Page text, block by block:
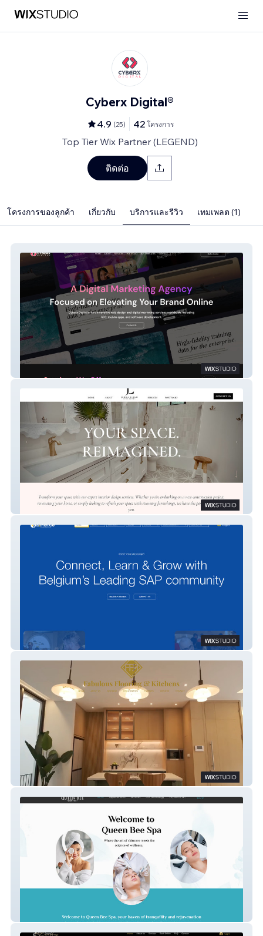
Cyberx Digital®
4.9 (25) 42 โครงการ
Top Tier Wix Partner (LEGEND)
ติดต่อ
โครงการของลูกค้า เกี่ยวกับ บริการและรีวิว เทมเพลต (1)
Jenna Leigh Interiors
Sapience
Fabulous Flooring
Queen Bee